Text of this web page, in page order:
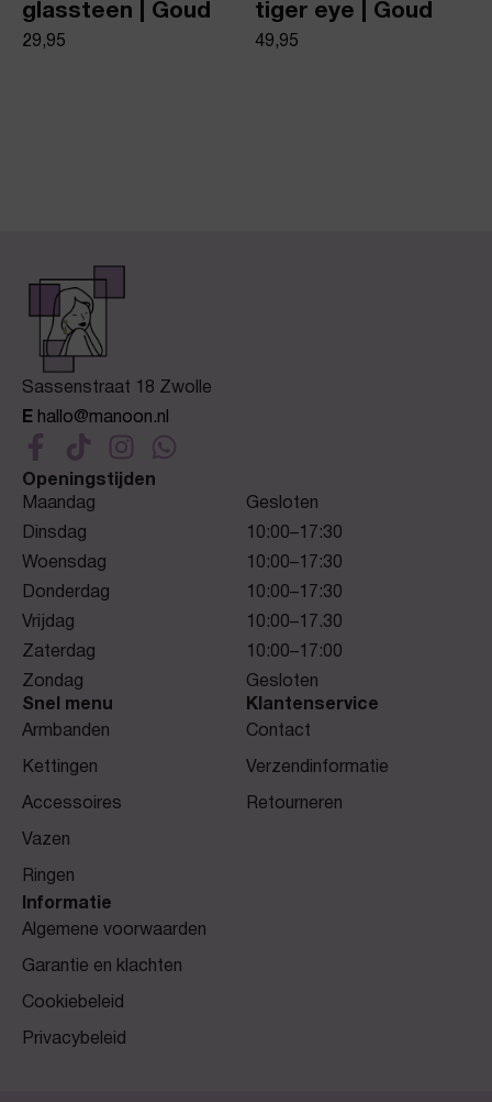
glassteen | Goud
29,95
tiger eye | Goud
49,95
Sassenstraat 18 Zwolle
E hallo@manoon.nl
Openingstijden
Maandag
Gesloten
Dinsdag
10:00–17:30
Woensdag
10:00–17:30
Donderdag
10:00–17:30
Vrijdag
10:00–17.30
Zaterdag
10:00–17:00
Zondag
Gesloten
Snel menu
Armbanden
Kettingen
Accessoires
Vazen
Ringen
Klantenservice
Contact
Verzendinformatie
Retourneren
Informatie
Algemene voorwaarden
Garantie en klachten
Cookiebeleid
Privacybeleid